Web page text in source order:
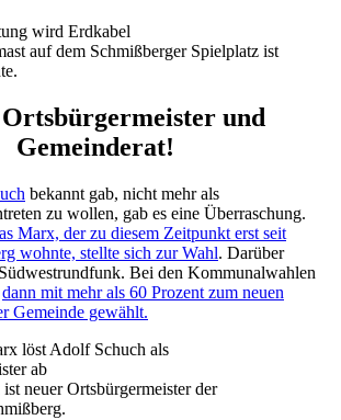
auf dem Schmißberger Spielplatz ist
und
Gemeinderat!
bekannt gab, nicht mehr als
zu wollen, gab es eine Überraschung.
Marx, der zu diesem Zeitpunkt erst seit
wohnte, stellte sich zur Wahl. Darüber
Bei den Kommunalwahlen
dann mit mehr als 60 Prozent zum neuen
Gemeinde gewählt.
neuer Ortsbürgermeister der